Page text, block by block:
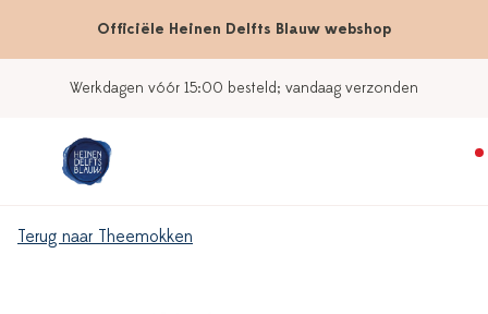
Officiële Heinen Delfts Blauw webshop
Werkdagen vóór 15:00 besteld; vandaag verzonden
Terug naar Theemokken